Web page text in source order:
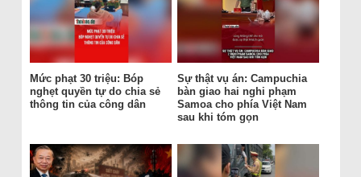
Mức phạt 30 triệu: Bóp
nghẹt quyền tự do chia sẻ
thông tin của công dân
Sự thật vụ án: Campuchia
bàn giao hai nghi phạm
Samoa cho phía Việt Nam
sau khi tóm gọn